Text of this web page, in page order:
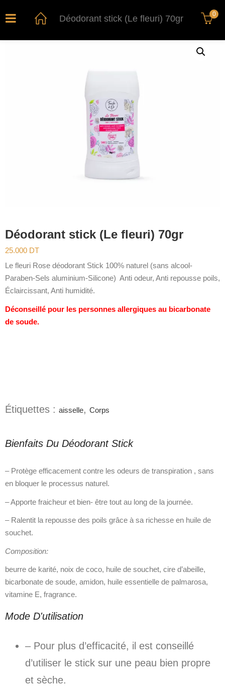
Déodorant stick (Le fleuri) 70gr 0
Déodorant stick (Le fleuri) 70gr
25.000 DT
Le fleuri Rose déodorant Stick 100% naturel (sans alcool-
Paraben-Sels aluminium-Silicone) Anti odeur, Anti repousse poils,
Éclaircissant, Anti humidité.
Déconseillé pour les personnes allergiques au bicarbonate
de soude.
Étiquettes : aisselle, Corps
Bienfaits Du Déodorant Stick
– Protège efficacement contre les odeurs de transpiration , sans
en bloquer le processus naturel.
– Apporte fraicheur et bien- être tout au long de la journée.
– Ralentit la repousse des poils grâce à sa richesse en huile de
souchet.
Composition:
beurre de karité, noix de coco, huile de souchet, cire d’abeille,
bicarbonate de soude, amidon, huile essentielle de palmarosa,
vitamine E, fragrance.
Mode D'utilisation
– Pour plus d’efficacité, il est conseillé
d’utiliser le stick sur une peau bien propre
et sèche.